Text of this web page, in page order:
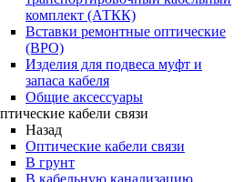
комплект (АТКК)
Вставки ремонтные оптические
(ВРО)
Изделия для подвеса муфт и
запаса кабеля
Общие аксессуары
кабели связи
Назад
Оптические кабели связи
В грунт
В кабельную канализацию